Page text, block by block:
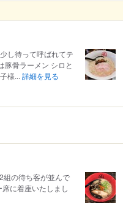
し待って呼ばれてテ
豚骨ラーメン シロと
様... 詳細を見る
組の待ち客が並んで
に着座いたしまし